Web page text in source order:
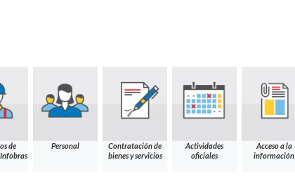
de
Personal
Contratación de
bienes y servicios
Actividades
oficiales
Acceso a la
información